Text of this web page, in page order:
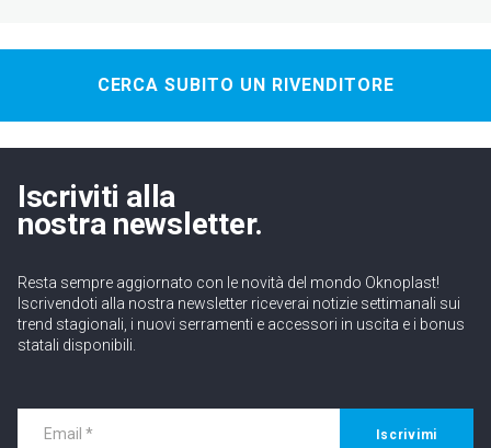
CERCA SUBITO UN RIVENDITORE
Iscriviti alla
nostra newsletter.
Resta sempre aggiornato con le novità del mondo Oknoplast!
Iscrivendoti alla nostra newsletter riceverai notizie settimanali sui
trend stagionali, i nuovi serramenti e accessori in uscita e i bonus
statali disponibili.
Iscrivimi